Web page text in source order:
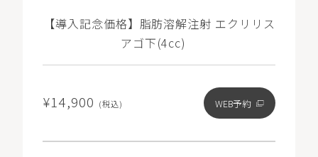
【導入記念価格】脂肪溶解注射 エクリリス
アゴ下(4cc)
¥14,900 (税込) WEB予約